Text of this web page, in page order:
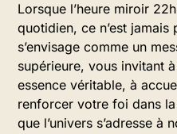
Lorsque l’heure miroir
quotidien, ce n’est
s’envisage comme un
supérieure, vous invitant
essence véritable, à
renforcer votre foi dans la
que l’univers s’adresse à